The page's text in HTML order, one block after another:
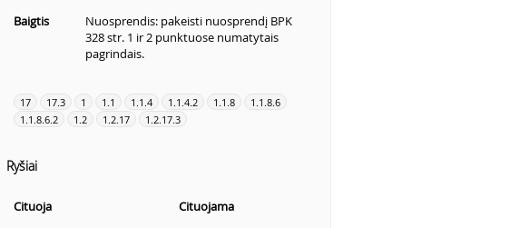
Baigtis
Nuosprendis: pakeisti nuosprendį BPK
328 str. 1 ir 2 punktuose numatytais
pagrindais.
17 17.3 1 1.1 1.1.4 1.1.4.2 1.1.8
1.1.8.6
1.1.8.6.2
1.2 1.2.17 1.2.17.3
Ryšiai
Cituoja
Cituojama